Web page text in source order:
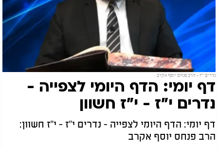
נדרים י"ז - הרב פנחס יוסף אקרב
דף יומי: הדף היומי לצפייה -
נדרים י"ז - י"ז חשוון
דף יומי: הדף היומי לצפייה - נדרים י"ז - י"ז חשוון:
הרב פנחס יוסף אקרב